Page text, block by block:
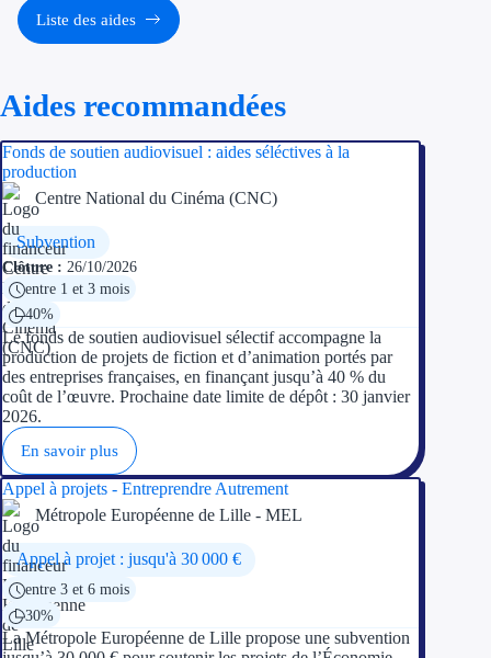
Liste des aides
Aides recommandées
Fonds de soutien audiovisuel : aides séléctives à la
production
Centre National du Cinéma (CNC)
Subvention
Clôture : 26/10/2026
entre 1 et 3 mois
40%
Le fonds de soutien audiovisuel sélectif accompagne la
production de projets de fiction et d’animation portés par
des entreprises françaises, en finançant jusqu’à 40 % du
coût de l’œuvre. Prochaine date limite de dépôt : 30 janvier
2026.
En savoir plus
Appel à projets - Entreprendre Autrement
Métropole Européenne de Lille - MEL
Appel à projet : jusqu'à 30 000 €
entre 3 et 6 mois
30%
La Métropole Européenne de Lille propose une subvention